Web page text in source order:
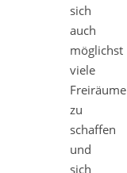
sich
auch
möglichst
viele
Freiräume
zu
schaffen
und
sich